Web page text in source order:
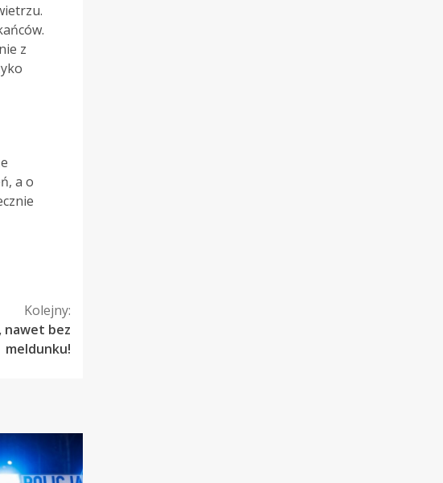
z
a o
Kolejny:
nawet bez
meldunku!